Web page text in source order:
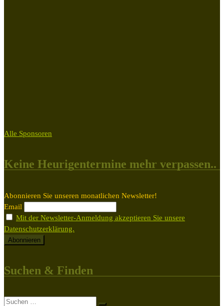
Alle Sponsoren
Keine Heurigentermine mehr verpassen..
Abonnieren Sie unseren monatlichen Newsletter!
Email
Mit der Newsletter-Anmeldung akzeptieren Sie unsere
Datenschutzerklärung.
Suchen & Finden
Suche